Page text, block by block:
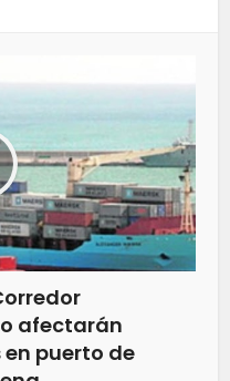
afectarán
puerto de